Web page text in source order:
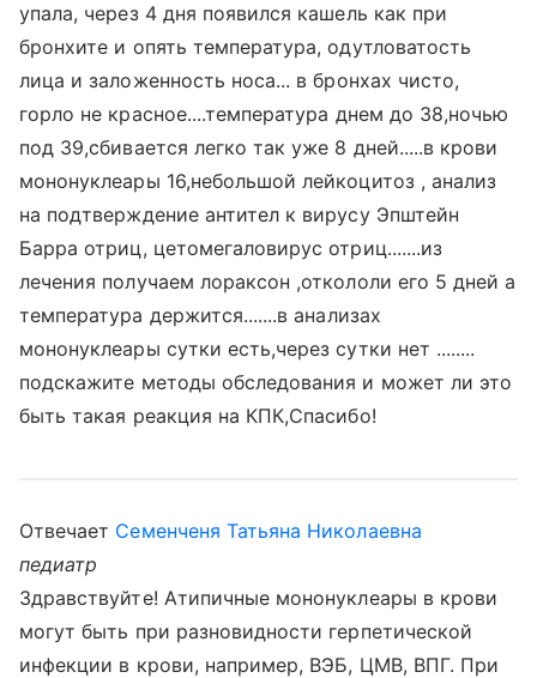
упала, через 4 дня появился кашель как при
бронхите и опять температура, одутловатость
лица и заложенность носа... в бронхах чисто,
горло не красное....температура днем до 38,ночью
под 39,сбивается легко так уже 8 дней.....в крови
мононуклеары 16,небольшой лейкоцитоз , анализ
на подтверждение антител к вирусу Эпштейн
Барра отриц, цетомегаловирус отриц.......из
лечения получаем лораксон ,откололи его 5 дней а
температура держится.......в анализах
мононуклеары сутки есть,через сутки нет ........
подскажите методы обследования и может ли это
быть такая реакция на КПК,Спасибо!
Отвечает Семенченя Татьяна Николаевна
педиатр
Здравствуйте! Атипичные мононуклеары в крови
могут быть при разновидности герпетической
инфекции в крови, например, ВЭБ, ЦМВ, ВПГ. При